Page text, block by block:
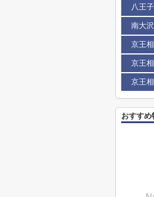
八王
南大沢
京王
京王
京王
おすすめ